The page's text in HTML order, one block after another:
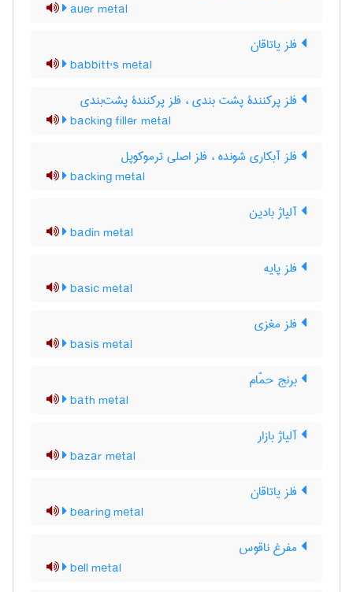
auer metal
فلز یاتاقان
babbitt's metal
فلز پرکنندۀ پشت بندی ، فلز پرکنندۀ پشت‌بندی
backing filler metal
فلز آبکاری شونده ، فلز اصلی ترموکوپل
backing metal
آلیاژ بادین
badin metal
فلز پایه
basic metal
فلز مغزی
basis metal
برنج حمّام
bath metal
آلیاژ بازار
bazar metal
فلز یاتاقان
bearing metal
مفرغ ناقوس
bell metal